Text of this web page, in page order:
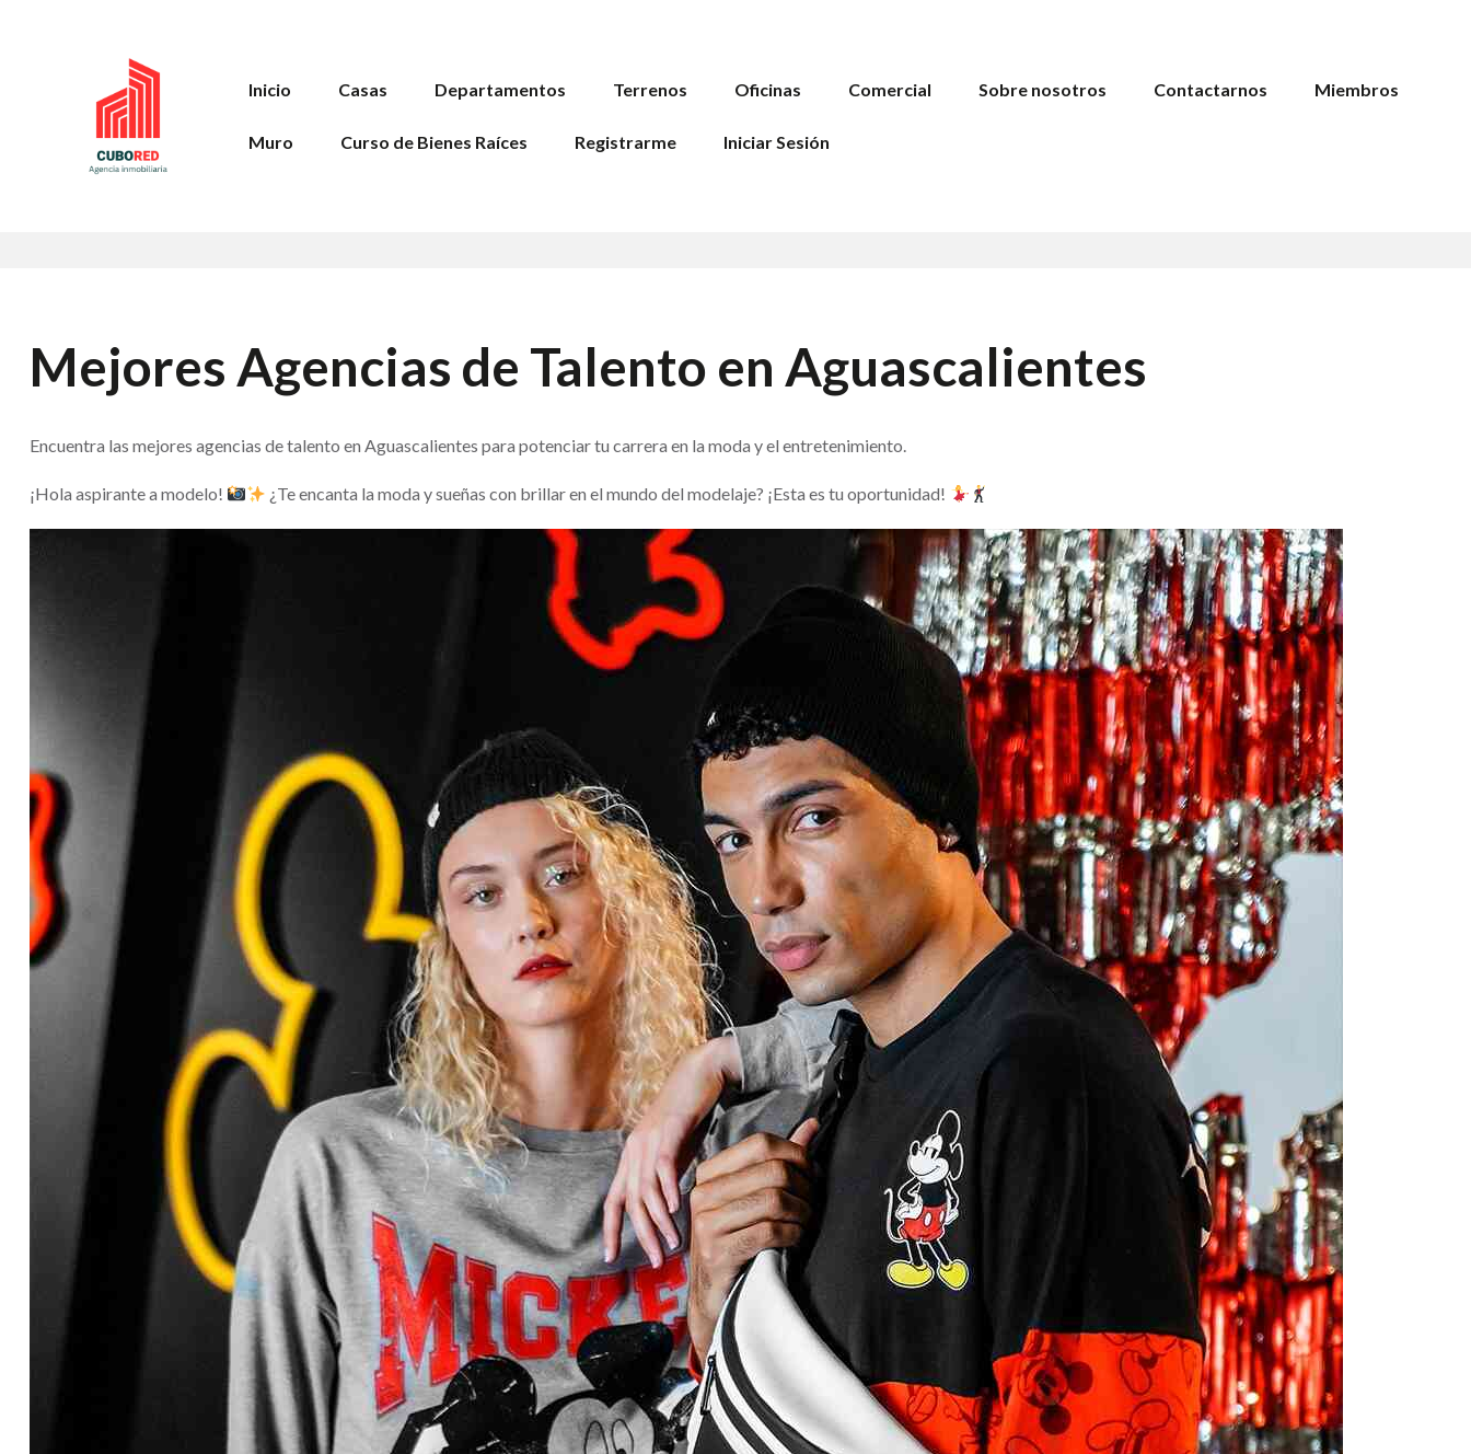
Inicio Casas Departamentos Terrenos Oficinas Comercial Sobre nosotros Contactarnos Miembros
Muro Curso de Bienes Raíces Registrarme Iniciar Sesión
Mejores Agencias de Talento en Aguascalientes
Encuentra las mejores agencias de talento en Aguascalientes para potenciar tu carrera en la moda y el entretenimiento.
¡Hola aspirante a modelo! ¿Te encanta la moda y sueñas con brillar en el mundo del modelaje? ¡Esta es tu oportunidad!